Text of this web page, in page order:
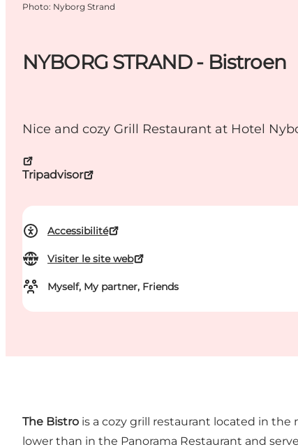
NYBORG STRAND - Bistroen
Nice and cozy Grill Restaurant at Hotel
Tripadvisor
Accessibilité
Visiter le site web
Myself, My partner, Friends
Photo: Nyborg Strand
The Bistro is a cozy grill restaurant located in
lower than in the Panorama Restaurant and